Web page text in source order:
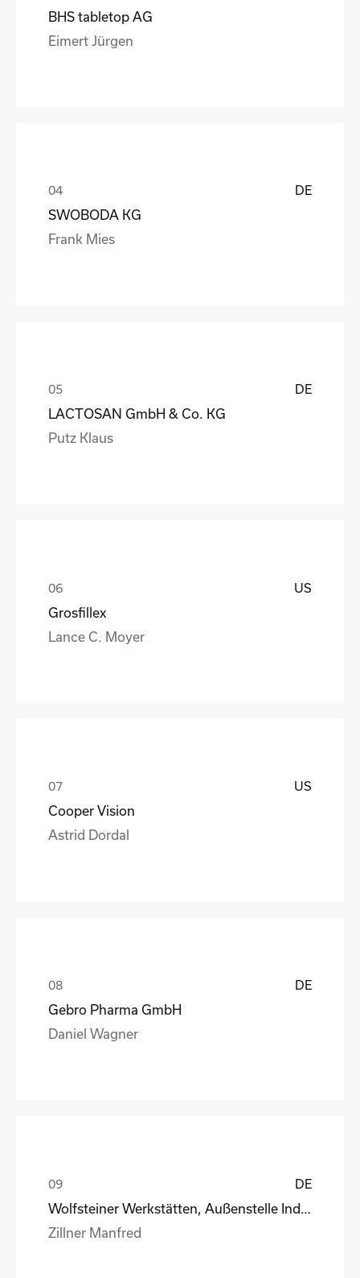
BHS tabletop AG
Eimert Jürgen
DE
SWOBODA KG
Frank Mies
DE
LACTOSAN GmbH & Co. KG
Putz Klaus
US
Grosfillex
Lance C. Moyer
US
Cooper Vision
Astrid Dordal
DE
Gebro Pharma GmbH
Daniel Wagner
DE
Zillner Manfred